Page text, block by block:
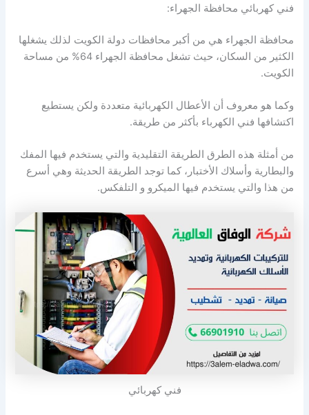
فني كهربائي محافظة الجهراء:
محافظة الجهراء هي من أكبر محافظات دولة الكويت لذلك يشغلها
الكثير من السكان، حيث تشغل محافظة الجهراء 64% من مساحة
الكويت.
وكما هو معروف أن الأعطال الكهربائية متعددة ولكن يستطيع
اكتشافها فني الكهرباء بأكثر من طريقة.
من أمثلة هذه الطرق الطريقة التقليدية والتي يستخدم فيها المفك
والبطارية وأسلاك الأختبار، كما توجد الطريقة الحديثة وهي أسرع
من هذا والتي يستخدم فيها الميكرو و التلفكس.
فني كهربائي